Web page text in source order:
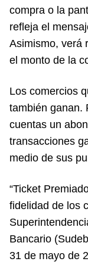
compra o la
refleja el
Asimismo, verá
el monto de la
Los comercios
también ganan.
cuentas un
transacciones
medio de sus
“Ticket
fidelidad de los
Bancario
31 de mayo de